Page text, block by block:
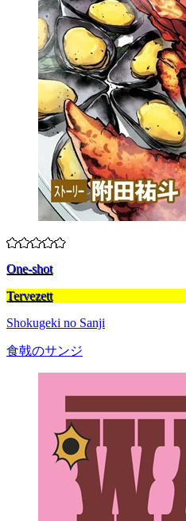
One-shot
Tervezett
Shokugeki no Sanji
食戟のサンジ